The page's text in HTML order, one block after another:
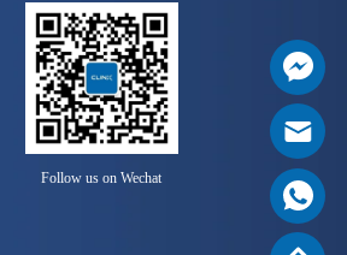
Follow us on Wechat